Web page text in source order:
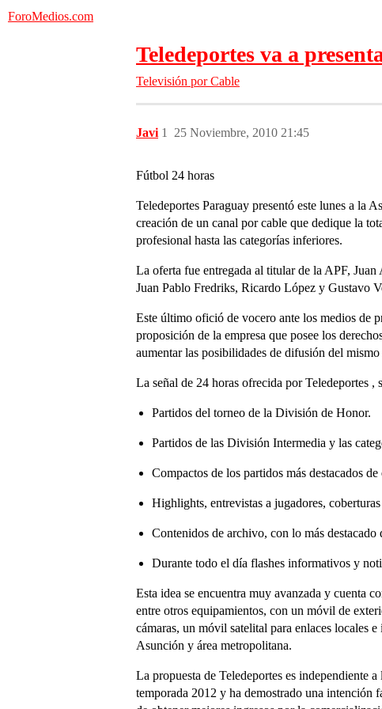
ForoMedios.com
Teledeportes va a
Televisión por Cable
Javi 25 Noviembre, 2010 21:45
1
Fútbol 24 horas
Teledeportes Paraguay presentó este lunes a la
creación de un canal por cable que dedique la
profesional hasta las categorías inferiores.
La oferta fue entregada al titular de la APF,
Juan Pablo Fredriks, Ricardo López y Gustavo
Este último ofició de vocero ante los medios de
proposición de la empresa que posee los
aumentar las posibilidades de difusión del
La señal de 24 horas ofrecida por Teledeportes ,
Partidos del torneo de la División de Honor.
Partidos de las División Intermedia y las
Compactos de los partidos más destacados de
Highlights, entrevistas a jugadores,
Contenidos de archivo, con lo más
Durante todo el día flashes informativos y
Esta idea se encuentra muy avanzada y cuenta
entre otros equipamientos, con un móvil de
cámaras, un móvil satelital para enlaces locales
Asunción y área metropolitana.
La propuesta de Teledeportes es independiente
temporada 2012 y ha demostrado una intención